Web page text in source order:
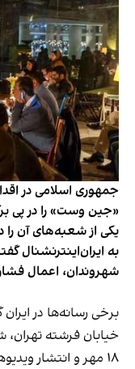
جمهوری اسلامی در
«جین وست» را در پی
یکی از شعبه‌های آن را
به ایران‌اینترنشنال
شهروندان، اعمال
برخی رسانه‌ها در
۱۸ مهر و انتشار